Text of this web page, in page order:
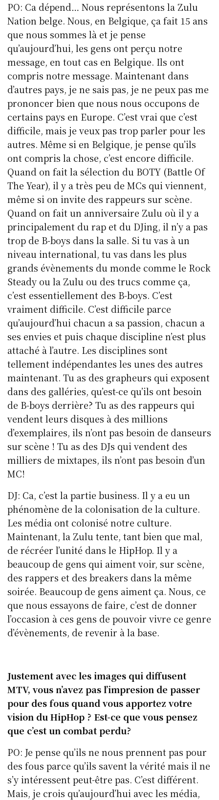
PO: Ca dépend… Nous représentons la Zulu
Nation belge. Nous, en Belgique, ça fait 15 ans
que nous sommes là et je pense
qu’aujourd’hui, les gens ont perçu notre
message, en tout cas en Belgique. Ils ont
compris notre message. Maintenant dans
d’autres pays, je ne sais pas, je ne peux pas me
prononcer bien que nous nous occupons de
certains pays en Europe. C’est vrai que c’est
difficile, mais je veux pas trop parler pour les
autres. Même si en Belgique, je pense qu’ils
ont compris la chose, c’est encore difficile.
Quand on fait la sélection du BOTY (Battle Of
The Year), il y a très peu de MCs qui viennent,
même si on invite des rappeurs sur scène.
Quand on fait un anniversaire Zulu où il y a
principalement du rap et du DJing, il n’y a pas
trop de B-boys dans la salle. Si tu vas à un
niveau international, tu vas dans les plus
grands évènements du monde comme le Rock
Steady ou la Zulu ou des trucs comme ça,
c’est essentiellement des B-boys. C’est
vraiment difficile. C’est difficile parce
qu’aujourd’hui chacun a sa passion, chacun a
ses envies et puis chaque discipline n’est plus
attaché à l’autre. Les disciplines sont
tellement indépendantes les unes des autres
maintenant. Tu as des grapheurs qui exposent
dans des galléries, qu’est-ce qu’ils ont besoin
de B-boys derrière? Tu as des rappeurs qui
vendent leurs disques à des millions
d’exemplaires, ils n’ont pas besoin de danseurs
sur scène ! Tu as des DJs qui vendent des
milliers de mixtapes, ils n’ont pas besoin d’un
MC!
DJ: Ca, c’est la partie business. Il y a eu un
phénomène de la colonisation de la culture.
Les média ont colonisé notre culture.
Maintenant, la Zulu tente, tant bien que mal,
de récréer l’unité dans le HipHop. Il y a
beaucoup de gens qui aiment voir, sur scène,
des rappers et des breakers dans la même
soirée. Beaucoup de gens aiment ça. Nous, ce
que nous essayons de faire, c’est de donner
l’occasion à ces gens de pouvoir vivre ce genre
d’évènements, de revenir à la base.
Justement avec les images qui diffusent
MTV, vous n’avez pas l’impresion de passer
pour des fous quand vous apportez votre
vision du HipHop ? Est-ce que vous pensez
que c’est un combat perdu?
PO: Je pense qu’ils ne nous prennent pas pour
des fous parce qu’ils savent la vérité mais il ne
s’y intéressent peut-être pas. C’est différent.
Mais, je crois qu’aujourd’hui avec les média,